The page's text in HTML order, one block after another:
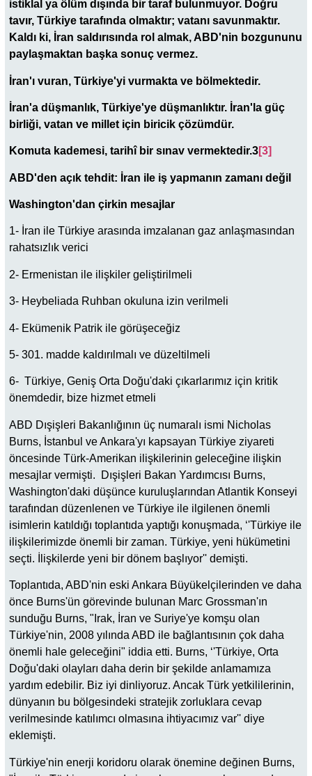
istiklal ya ölüm dışında bir taraf bulunmuyor. Doğru
tavır, Türkiye tarafında olmaktır; vatanı savunmaktır.
Kaldı ki, İran saldırısında rol almak, ABD'nin bozgununu
paylaşmaktan başka sonuç vermez.
İran'ı vuran, Türkiye'yi vurmakta ve bölmektedir.
İran'a düşmanlık, Türkiye'ye düşmanlıktır. İran'la güç
birliği, vatan ve millet için biricik çözümdür.
Komuta kademesi, tarihî bir sınav vermektedir.3[3]
ABD'den açık tehdit: İran ile iş yapmanın zamanı değil
Washington'dan çirkin mesajlar
1- İran ile Türkiye arasında imzalanan gaz anlaşmasından
rahatsızlık verici
2- Ermenistan ile ilişkiler geliştirilmeli
3- Heybeliada Ruhban okuluna izin verilmeli
4- Ekümenik Patrik ile görüşeceğiz
5- 301. madde kaldırılmalı ve düzeltilmeli
6- Türkiye, Geniş Orta Doğu'daki çıkarlarımız için kritik
önemdedir, bize hizmet etmeli
ABD Dışişleri Bakanlığının üç numaralı ismi Nicholas
Burns, İstanbul ve Ankara'yı kapsayan Türkiye ziyareti
öncesinde Türk-Amerikan ilişkilerinin geleceğine ilişkin
mesajlar vermişti. Dışişleri Bakan Yardımcısı Burns,
Washington'daki düşünce kuruluşlarından Atlantik Konseyi
tarafından düzenlenen ve Türkiye ile ilgilenen önemli
isimlerin katıldığı toplantıda yaptığı konuşmada, ‘'Türkiye ile
ilişkilerimizde önemli bir zaman. Türkiye, yeni hükümetini
seçti. İlişkilerde yeni bir dönem başlıyor'' demişti.
Toplantıda, ABD'nin eski Ankara Büyükelçilerinden ve daha
önce Burns'ün görevinde bulunan Marc Grossman'ın
sunduğu Burns, "Irak, İran ve Suriye'ye komşu olan
Türkiye'nin, 2008 yılında ABD ile bağlantısının çok daha
önemli hale geleceğini" iddia etti. Burns, ‘'Türkiye, Orta
Doğu'daki olayları daha derin bir şekilde anlamamıza
yardım edebilir. Biz iyi dinliyoruz. Ancak Türk yetkililerinin,
dünyanın bu bölgesindeki stratejik zorluklara cevap
verilmesinde katılımcı olmasına ihtiyacımız var'' diye
eklemişti.
Türkiye'nin enerji koridoru olarak önemine değinen Burns,